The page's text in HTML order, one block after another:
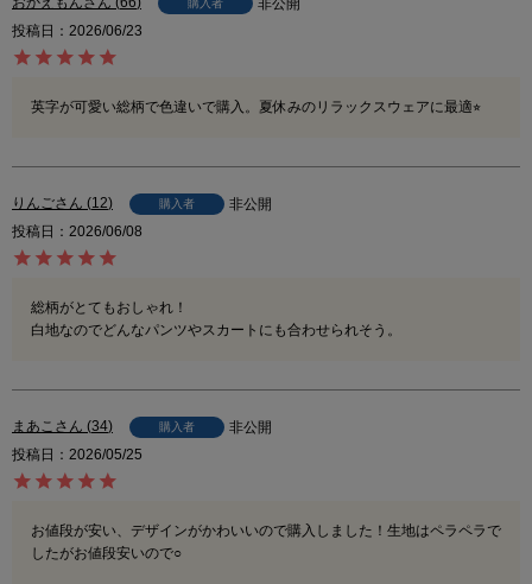
購入者
投稿日
2026/06/23
英字が可愛い総柄で色違いで購入。夏休みのリラックスウェアに最適⭐︎
りんご 12 購入者
非公開
投稿日
2026/06/08
総柄がとてもおしゃれ！
白地なのでどんなパンツやスカートにも合わせられそう。
まあこ 34 購入者
非公開
投稿日
2026/05/25
お値段が安い、デザインがかわいいので購入しました！生地はペラペラで
したがお値段安いので○